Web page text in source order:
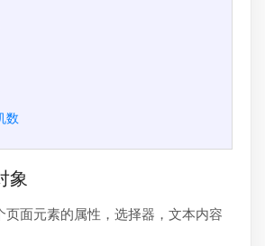
数
象
页面元素的属性，选择器，文本内容